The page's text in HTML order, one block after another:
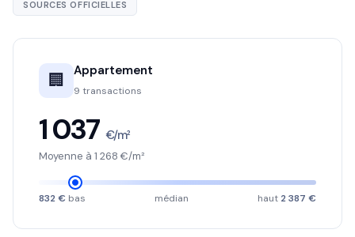
SOURCES OFFICIELLES
🏢 Appartement
9 transactions
1 037 €/m²
Moyenne à 1 268 €/m²
832 € bas médian haut 2 387 €